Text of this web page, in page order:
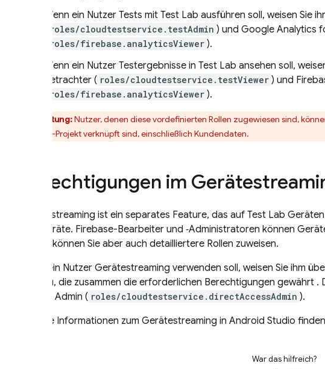
Wenn ein Nutzer Tests mit Test Lab ausführen soll, weisen Sie
roles/cloudtestservice.testAdmin ) und Google Analytics
roles/firebase.analyticsViewer ).
Wenn ein Nutzer Testergebnisse in Test Lab ansehen soll,
Betrachter ( roles/cloudtestservice.testViewer ) und
roles/firebase.analyticsViewer ).
Achtung:Nutzer, denen diese vordefinierten Rollen zugewiesen sind,
Firebase-Projekt verknüpft sind, einschließlich Kundendaten.
Berechtigungen im
Gerätestreaming ist ein separates Feature, das auf Test Lab
Geräte. Firebase-Bearbeiter und ‑Administratoren können
Bedarf können Sie aber auch detailliertere Rollen zuweisen.
Wenn ein Nutzer Gerätestreaming verwenden soll, weisen Sie ihm
Rolle zu, die zusammen die erforderlichen Berechtigungen gewährt
Access Admin ( roles/cloudtestservice.directAccessAdmin ).
Weitere Informationen zum Gerätestreaming in Android Studio
War das hilfreich?